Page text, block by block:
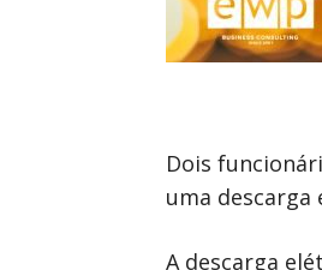
Dois
uma descarga
A descarga